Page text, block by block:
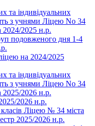
індивідуальних
з учнями Ліцею No 34
2025 н.р.
подовженого дня 1-4
на 2024/2025
індивідуальних
з учнями Ліцею No 34
2026 н.р.
2026 н.р.
Ліцею № 34 міста
2025/2026 н.р.